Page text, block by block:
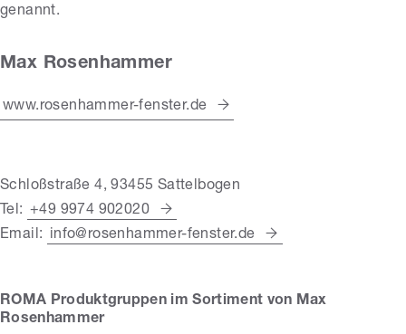
genannt.
Max Rosenhammer
www.rosenhammer-fenster.de
Schloßstraße 4, 93455 Sattelbogen
Tel: +49 9974 902020
Email:
info@rosenhammer-fenster.de
ROMA Produktgruppen im Sortiment von Max
Rosenhammer